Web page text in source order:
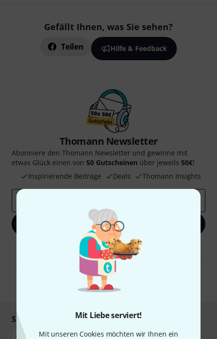
Mit Liebe serviert!
Mit unseren Cookies möchten wir Ihnen ein
Gefällt Ihnen, was Sie sehen?
Teilen Hilfe & Feedback
Thomann Newsletter
Abonniere den Thomann Newsletter und gewinne mit
etwas Glück einen von 50 Gutscheinen über jeweils 50€!
Inspirierende Beiträge
Deals Thomann Insights
Jetzt anmelden
Mit Klick auf „Jetzt anmelden“ stimmen Sie dem Erhalt von E-Mail-
Werbung und einer Messung des E-Mail-Nutzungsverhaltens zu. Die
Abmeldung ist jederzeit möglich. Weitere Informationen finden Sie in
unseren
Datenschutzhinweisen
* Pflichtfeld
Sicher einkaufen & bezahlen